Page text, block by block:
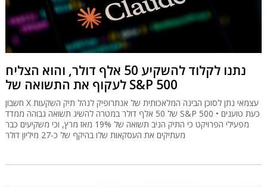
נתנו לקלוד להשקיע 50 אלף דולר, והוא הצליח
לעקוף את התשואה של S&P 500
חשבון X עצמאי נתן לסוכן הבינה המלאכותית של אנתרופיק לנהל תיק השקעות
של 50 אלף דולר במטרה להשיג תשואה גבוהה ממדד S&P 500 • כעת טוענים
מפעילי הפרויקט כי התיק הניב תשואה של 19% מאז מרץ, וכי משקיעים כבר
מעתיקים את העסקאות שלו בהיקף של כ-27 מיליון דולר